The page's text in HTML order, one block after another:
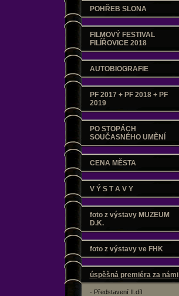
POHŘEB SLONA
FILMOVÝ FESTIVAL
FILÍŘOVICE 2018
AUTOBIOGRAFIE
PF 2017 + PF 2018 + PF
2019
PO STOPÁCH
SOUČASNÉHO UMĚNÍ
CENA MĚSTA
V Ý S T A V Y
foto z výstavy MUZEUM
D.K.
foto z výstavy ve FHK
úspěšná premiéra za námi
- Představení II.díl